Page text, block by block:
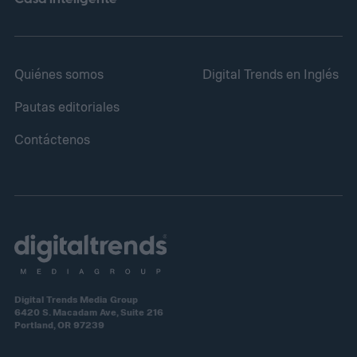
Quiénes somos
Pautas editoriales
Contáctenos
Digital Trends en Inglés
Digital Trends Media Group
6420 S. Macadam Ave, Suite 216
Portland, OR 97239